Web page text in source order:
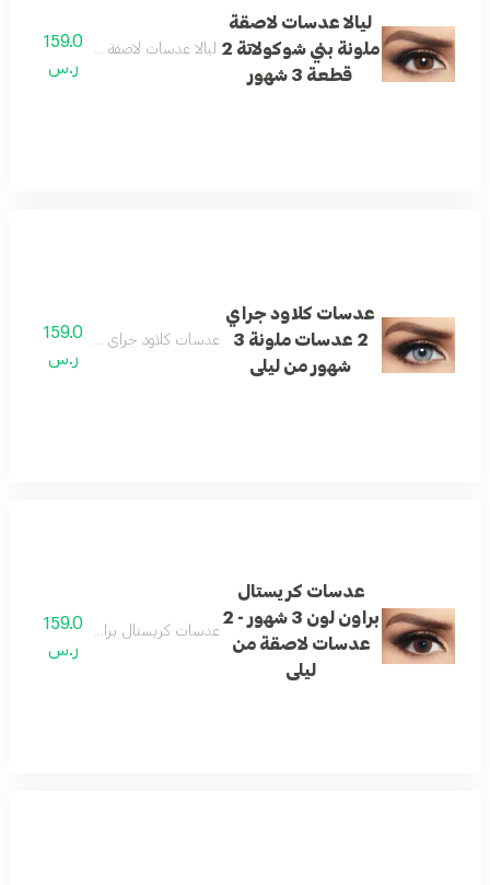
ليالا عدسات لاصقة
ملونة بني شوكولاتة 2
قطعة 3 شهور
ليالا عدسات لاصقة ملونة بني شوكولاتة 2 قطعة 3
159.0
ر.س
عدسات كلاود جراي
2 عدسات ملونة 3
شهور من ليلى
عدسات كلاود جراي 2 عدسات ملونة 3 شهور من ليلى
159.0
ر.س
عدسات كريستال
براون لون 3 شهور - 2
عدسات لاصقة من
ليلى
عدسات كريستال براون لون 3 شهور - 2 عدسات لاصقة من ليلى
159.0
ر.س